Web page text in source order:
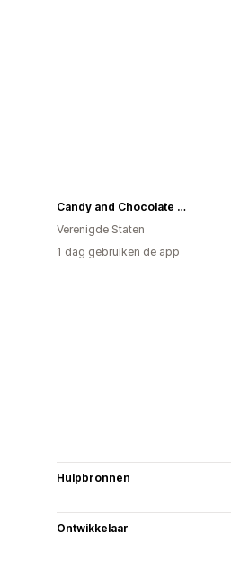
Candy and Chocolate Company
Verenigde Staten
1 dag gebruiken de app
Hulpbronnen
Ontwikkelaar